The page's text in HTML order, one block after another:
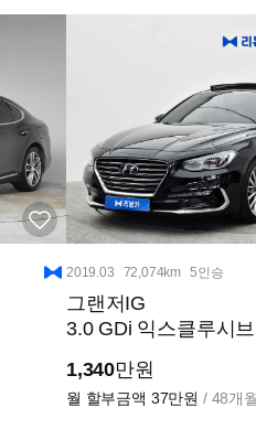
2019.03 72,074km 5인승
그랜저IG
3.0 GDi 익스클루시
1,340만원
월 할부금액 37만원 / 48개